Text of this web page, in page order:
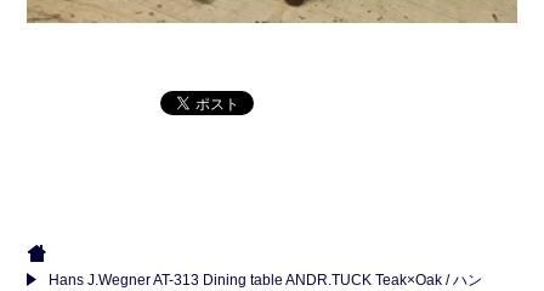
Hans J.Wegner AT-313 Dining table ANDR.TUCK Teak×Oak / ハン